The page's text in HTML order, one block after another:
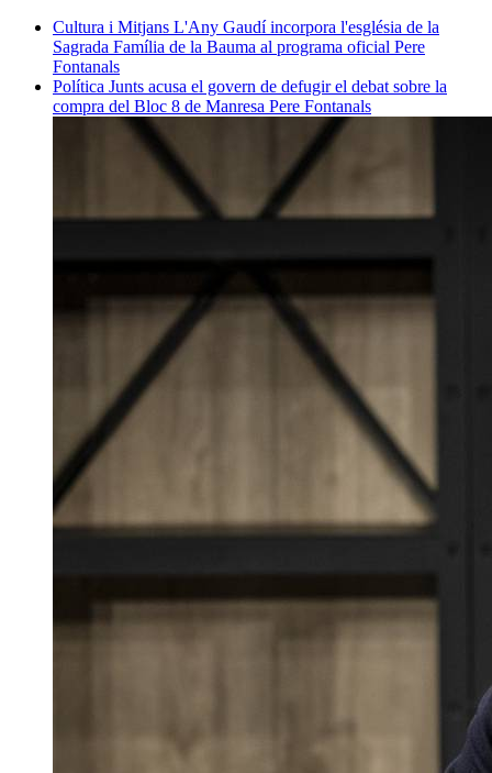
Cultura i Mitjans L'Any Gaudí incorpora l'església de la
Sagrada Família de la Bauma al programa oficial Pere
Fontanals
Política Junts acusa el govern de defugir el debat sobre la
compra del Bloc 8 de Manresa Pere Fontanals